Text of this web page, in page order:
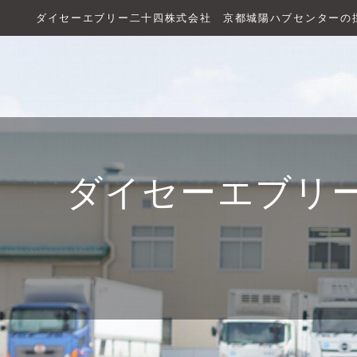
ダイセーエブリー二十四株式会社 京都城陽ハブセンターの
ダイセーエブリ